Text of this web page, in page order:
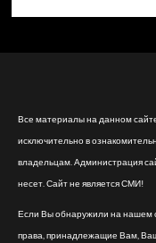
Все материалы на данном
исключительно в
владельцам. Администрация
несет. Сайт не является СМИ!
Если Вы обнаружили на нашем
права, принадлежащие Вам,